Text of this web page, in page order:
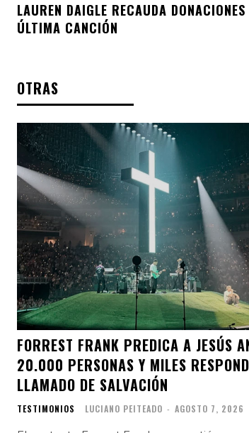
LAUREN DAIGLE RECAUDA
ÚLTIMA CANCIÓN
OTRAS
FORREST FRANK PREDICA A JESÚS
20.000 PERSONAS Y MILES
LLAMADO DE SALVACIÓN
TESTIMONIOS LUCIANO PEITEADO - AGOSTO 7, 2026